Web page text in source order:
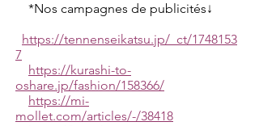
*Nos campagnes de publicités↓
https://tennenseikatsu.jp/_ct/1748153
7
https://kurashi-to-
oshare.jp/fashion/158366/
https://mi-
mollet.com/articles/-/38418